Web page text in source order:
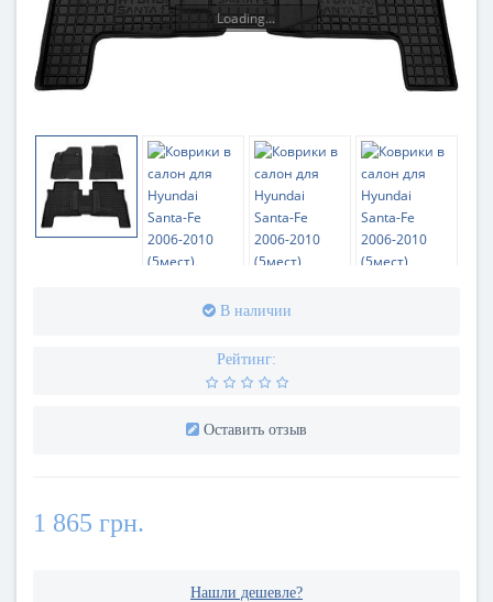
Loading...
В наличии
Рейтинг:
Оставить отзыв
1 865 грн.
Нашли дешевле?